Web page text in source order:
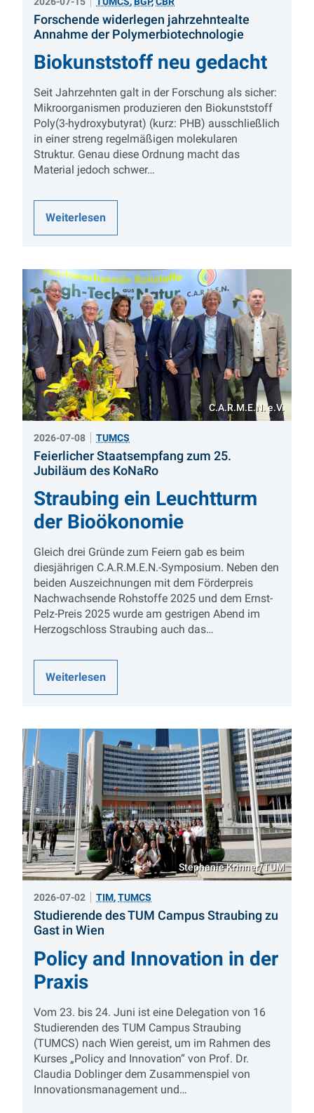
Forschende widerlegen jahrzehntealte
Annahme der Polymerbiotechnologie
Biokunststoff neu gedacht
Seit Jahrzehnten galt in der Forschung als sicher:
Mikroorganismen produzieren den Biokunststoff
Poly(3-hydroxybutyrat) (kurz: PHB) ausschließlich
in einer streng regelmäßigen molekularen
Struktur. Genau diese Ordnung macht das
Material jedoch schwer…
Weiterlesen
C.A.R.M.E.N. e.V.
2026-07-08 TUMCS
Feierlicher Staatsempfang zum 25.
Jubiläum des KoNaRo:
Straubing ein Leuchtturm
der Bioökonomie
Gleich drei Gründe zum Feiern gab es beim
diesjährigen C.A.R.M.E.N.-Symposium. Neben den
beiden Auszeichnungen mit dem Förderpreis
Nachwachsende Rohstoffe 2025 und dem Ernst-
Pelz-Preis 2025 wurde am gestrigen Abend im
Herzogschloss Straubing auch das…
Weiterlesen
Stephanie Krinner/TUM
2026-07-02 TIM,TUMCS
Studierende des TUM Campus Straubing zu
Gast in Wien
Policy and Innovation in der
Praxis
Vom 23. bis 24. Juni ist eine Delegation von 16
Studierenden des TUM Campus Straubing
(TUMCS) nach Wien gereist, um im Rahmen des
Kurses „Policy and Innovation“ von Prof. Dr.
Claudia Doblinger dem Zusammenspiel von
Innovationsmanagement und…